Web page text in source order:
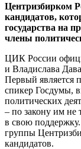
Центризбирком
кандидатов,
государства на
члены
ЦИК России
и Владислава
Первый является
спикер Госдумы,
политических
– по закону им не
в свою
группы
кандидатов.